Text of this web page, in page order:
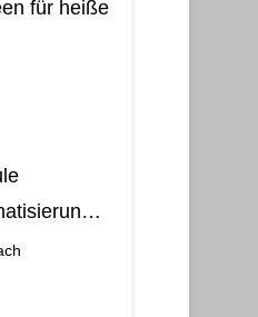
für heiße
Lösung